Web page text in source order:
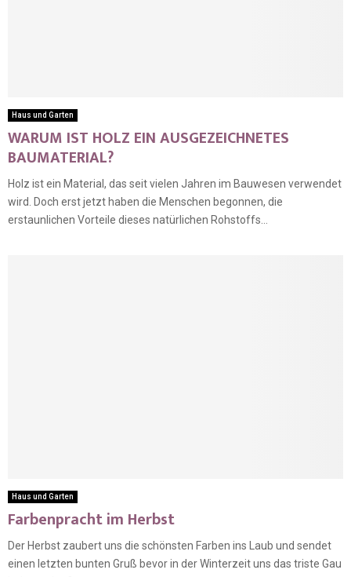
Haus und Garten
WARUM IST HOLZ EIN AUSGEZEICHNETES
BAUMATERIAL?
Holz ist ein Material, das seit vielen Jahren im Bauwesen verwendet
wird. Doch erst jetzt haben die Menschen begonnen, die
erstaunlichen Vorteile dieses natürlichen Rohstoffs...
Haus und Garten
Farbenpracht im Herbst
Der Herbst zaubert uns die schönsten Farben ins Laub und sendet
einen letzten bunten Gruß bevor in der Winterzeit uns das triste Gau